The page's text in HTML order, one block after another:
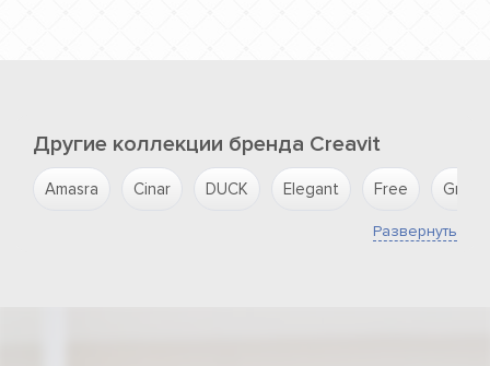
Другие коллекции бренда Creavit
Amasra Cinar DUCK Elegant Free
Развернуть